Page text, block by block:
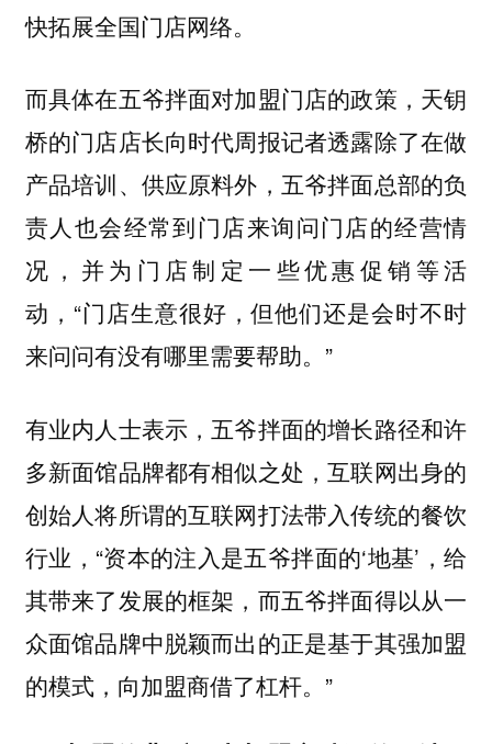
快拓展全国门店网络。
而具体在五爷拌面对加盟门店的政策，天钥
桥的门店店长向时代周报记者透露除了在做
产品培训、供应原料外，五爷拌面总部的负
责人也会经常到门店来询问门店的经营情
况，并为门店制定一些优惠促销等活
动，“门店生意很好，但他们还是会时不时
来问问有没有哪里需要帮助。”
有业内人士表示，五爷拌面的增长路径和许
多新面馆品牌都有相似之处，互联网出身的
创始人将所谓的互联网打法带入传统的餐饮
行业，“资本的注入是五爷拌面的‘地基’，给
其带来了发展的框架，而五爷拌面得以从一
众面馆品牌中脱颖而出的正是基于其强加盟
的模式，向加盟商借了杠杆。”